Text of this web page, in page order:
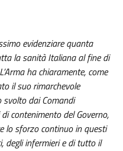
evidenziare quanta
la sanità Italiana al fine di
ha chiaramente, come
il suo rimarchevole
svolto dai Comandi
contenimento del Governo,
lo sforzo continuo in questi
degli infermieri e di tutto il